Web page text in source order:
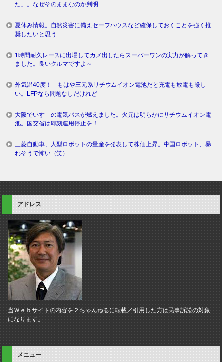
た」。なぜそのままなのか判明
夏休み情報。自然災害に備えセーフハウスなど確保しておくことを強く推
奨したいと思う
1時間耐久レースに出場してカメ出したらスーパーワンの実力が解ってき
ました。良いクルマですよ～
外気温40度！ もはや三元系リチウムイオン電池だと充電も放電も厳し
い。LFPなら問題なしだけれど
大阪でいすゞの電気バスが燃えました。火元は明らかにリチウムイオン電
池。国交省は即刻運用停止を！
三菱自動車、人型ロボットの量産を発表して株価上昇。中国ロボット、暴
れそうで怖い（笑）
アドレス
当Ｗｅｂサイトの内容を２ちゃんねるに転載／引用した方は民事訴訟の対象
になります。
メニュー